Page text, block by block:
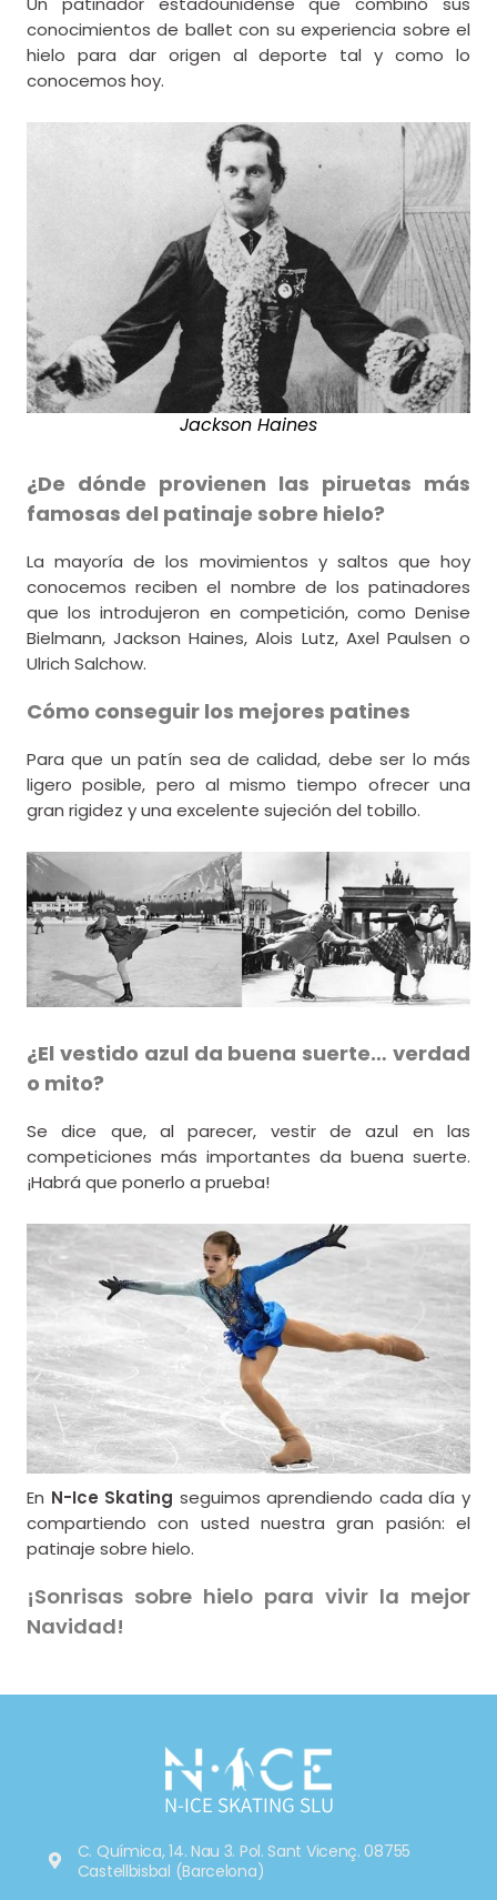
conocimientos de ballet con su experiencia sobre el
hielo para dar origen al deporte tal y como lo
conocemos hoy.
Jackson Haines
¿De dónde provienen las piruetas más
famosas del patinaje sobre hielo?
La mayoría de los movimientos y saltos que hoy
conocemos reciben el nombre de los patinadores
que los introdujeron en competición, como Denise
Bielmann, Jackson Haines, Alois Lutz, Axel Paulsen o
Ulrich Salchow.
Cómo conseguir los mejores patines
Para que un patín sea de calidad, debe ser lo más
ligero posible, pero al mismo tiempo ofrecer una
gran rigidez y una excelente sujeción del tobillo.
¿El vestido azul da buena suerte… verdad
o mito?
Se dice que, al parecer, vestir de azul en las
competiciones más importantes da buena suerte.
¡Habrá que ponerlo a prueba!
En N-Ice Skating seguimos aprendiendo cada día y
compartiendo con usted nuestra gran pasión: el
patinaje sobre hielo.
¡Sonrisas sobre hielo para vivir la mejor
Navidad!
N-ICE SKATING SLU
C. Química, 14. Nau 3. Pol. Sant Vicenç. 08755
Castellbisbal (Barcelona)